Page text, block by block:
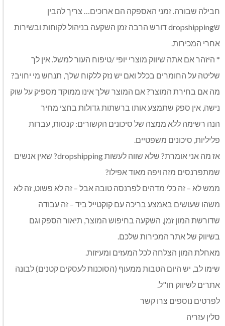
חבילה שבורה. זמני האספקה ​​הם ארוכים… צריך להבין
שdropshipping דורש הרבה זמן השקעה בניהול לקוחות ובשירות
אחרי המכירות.
* היזהר אם אתה שיווק מוצרי יופי /טיפוח העור למשל. אין לך
שליטה על החומרים בכלל ואם יש נזק ללקוח שלך, תנחש מי יחויב?
מה אם בחירת המוצר? אם המוצר שלך אינו ממוקד מספיק על שוק
נישה, אין ספק שתמצע אותו ברשתות גדולות בחצי מחיר
הנה רשימה ללא ממצה של סיכונים הקשורים: קנסות, עברות
פליליות, סיכונים משפטיים.
אז מה אני אומרת? שלא שווה לעשות dropshipping? שאין אנשים
שמתפרנסים מזה ויפה מאוד אפילו?
ממש לא – זה כלי מדהים לפרנסה טובה אבל – זה לא פשוט, זה לא
משהו שעושים באמצע בריכה עם קוקטייל ביד – זה עבודה
שדורשת המון זמן, השקעה בחיפוש המוצר, תיאור הספק וגם
בשיווק של אתר המכירות שלכם.
מאחלת המון הצלחה לכל המעזים ומעיזות.
שימו לב, יש היום הטבות ממעוף (הסוכנות לעסקים קטנים) לבונה
אתרים לשיווק חו"ל.
לפרטים נוספים צרו קשר
סלין עזריה